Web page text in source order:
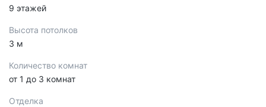
9 этажей
Высота потолков
3 м
Количество комнат
от 1 до 3 комнат
Отделка